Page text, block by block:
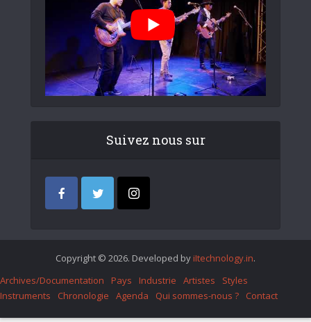
Suivez nous sur
Copyright © 2026. Developed by iItechnology.in.
Archives/Documentation
Pays Industrie Artistes
Styles
Instruments
Chronologie Agenda Qui sommes-nous ? Contact